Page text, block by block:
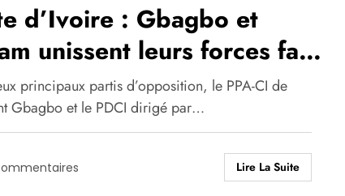
d’Ivoire : Gbagbo et
unissent leurs forces face
.
principaux partis d’opposition, le PPA-CI de
Gbagbo et le PDCI dirigé par…
Lire La Suite